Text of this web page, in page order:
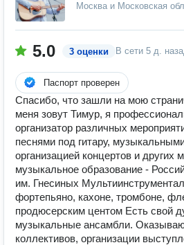
Москва и Московская
5.0 3 оценки В сети 5 д.
Паспорт проверен
Спасибо, что зашли на мою
меня зовут Тимур, я
организатор различных
песнями под гитару,
организацией концертов и
музыкальное образование -
им. Гнесиных
фортепьяно, кахоне, тромбоне,
продюсерским центом Есть свой
музыкальные ансамбли.
коллективов, организации